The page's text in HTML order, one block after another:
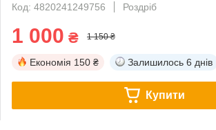
Код: 4820241249756
Роздріб
1 000 ₴ 1 150 ₴
Економія 150 ₴ Залишилось 6 днів
Купити